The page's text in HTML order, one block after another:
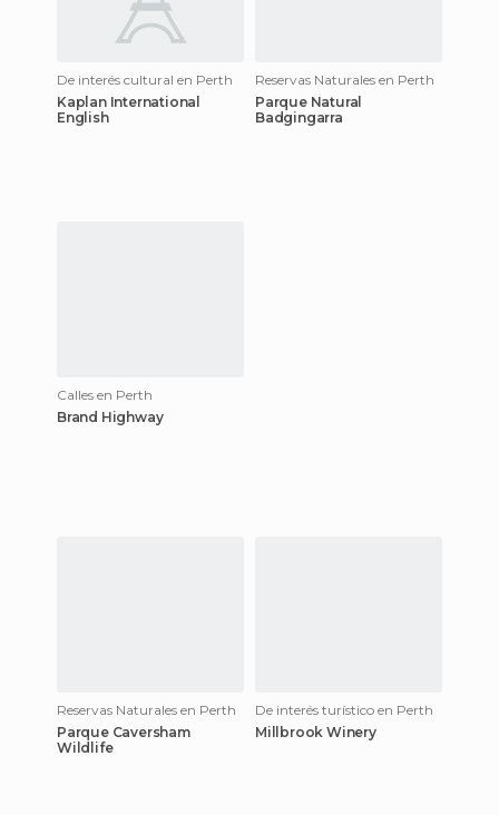
De interés cultural en Perth
Kaplan International
English
Reservas Naturales en Perth
Parque Natural
Badgingarra
Calles en Perth
Brand Highway
Reservas Naturales en Perth
Parque Caversham
Wildlife
De interés turístico en Perth
Millbrook Winery